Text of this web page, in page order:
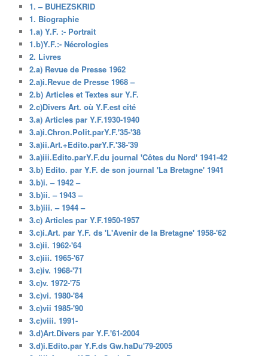
1. – BUHEZSKRID
1. Biographie
1.a) Y.F. :- Portrait
1.b)Y.F.:- Nécrologies
2. Livres
2.a) Revue de Presse 1962
2.a)i.Revue de Presse 1968 –
2.b) Articles et Textes sur Y.F.
2.c)Divers Art. où Y.F.est cité
3.a) Articles par Y.F.1930-1940
3.a)i.Chron.Polit.parY.F.'35-'38
3.a)ii.Art.+Edito.parY.F.'38-'39
3.a)iii.Edito.parY.F.du journal 'Côtes du Nord' 1941-42
3.b) Edito. par Y.F. de son journal 'La Bretagne' 1941
3.b)i. – 1942 –
3.b)ii. – 1943 –
3.b)iii. – 1944 –
3.c) Articles par Y.F.1950-1957
3.c)i.Art. par Y.F. ds 'L'Avenir de la Bretagne' 1958-'62
3.c)ii. 1962-'64
3.c)iii. 1965-'67
3.c)iv. 1968-'71
3.c)v. 1972-'75
3.c)vi. 1980-'84
3.c)vii 1985-'90
3.c)viii. 1991-
3.d)Art.Divers par Y.F.'61-2004
3.d)i.Edito.par Y.F.ds Gw.haDu'79-2005